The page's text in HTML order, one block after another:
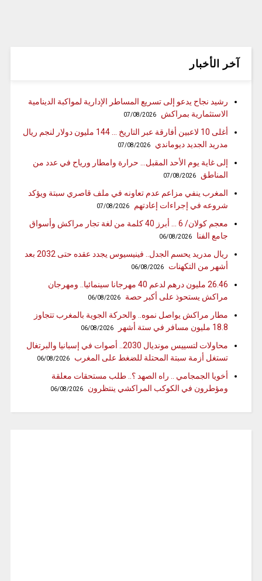
آخر الأخبار
رشيد نجاح يدعو إلى تسريع المساطر الإدارية لمواكبة الدينامية
الاستثمارية بمراكش
07/08/2026
أغلى 10 لاعبين أفارقة عبر التاريخ … 144 مليون دولار لنجم ريال
مدريد الجديد ديوماندي
07/08/2026
إلى غاية يوم الأحد المقبل… حرارة وامطار ورياح في عدد من
المناطق
07/08/2026
المغرب ينفي مزاعم عدم تعاونه في ملف قاصري سبتة ويؤكد
شروعه في إجراءات إعادتهم
07/08/2026
معجم كولان/ 6 … أبرز 40 كلمة من لغة تجار مراكش وأسواق
جامع الفنا
06/08/2026
ريال مدريد يحسم الجدل.. فينيسيوس يجدد عقده حتى 2032 بعد
أشهر من التكهنات
06/08/2026
26.46 مليون درهم لدعم 40 مهرجانا سينمائيا.. ومهرجان
مراكش يستحوذ على أكبر حصة
06/08/2026
مطار مراكش يواصل نموه.. والحركة الجوية بالمغرب تتجاوز
18.8 مليون مسافر في ستة أشهر
06/08/2026
محاولات لتسييس مونديال 2030.. أصوات في إسبانيا والبرتغال
تستغل أزمة سبتة المحتلة للضغط على المغرب
06/08/2026
أخويا الجمجامي .. راه الصهد ؟.. طلب مستحقات معلقة
ومؤطرون في الكوكب المراكشي ينتظرون
06/08/2026